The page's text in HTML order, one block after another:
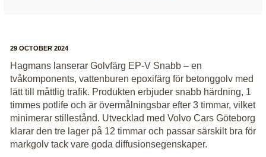
29 OCTOBER 2024
Hagmans lanserar Golvfärg EP-V Snabb – en
tvåkomponents, vattenburen epoxifärg för betonggolv med
lätt till måttlig trafik. Produkten erbjuder snabb härdning, 1
timmes potlife och är övermålningsbar efter 3 timmar, vilket
minimerar stillestånd. Utvecklad med Volvo Cars Göteborg
klarar den tre lager på 12 timmar och passar särskilt bra för
markgolv tack vare goda diffusionsegenskaper.